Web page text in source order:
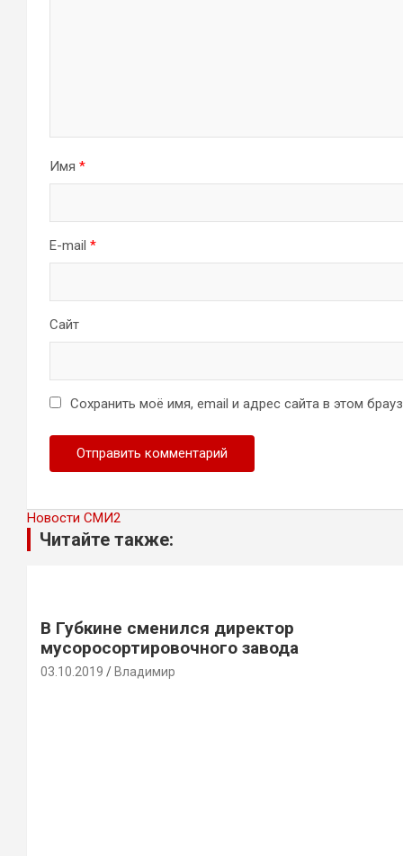
Имя *
E-mail *
Сайт
Сохранить моё имя, email и адрес сайта в этом
Новости СМИ2
Читайте также:
В Губкине сменился директор
мусоросортировочного завода
03.10.2019 Владимир